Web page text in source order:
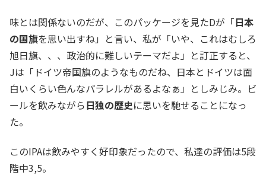
味とは関係ないのだが、このパッケージを見たDが「日本
の国旗を思い出すね」と言い、私が「いや、これはむしろ
旭日旗、、、政治的に難しいテーマだよ」と訂正すると、
Jは「ドイツ帝国旗のようなものだね、日本とドイツは面
白いくらい色んなパラレルがあるよなぁ」としみじみ。ビ
ールを飲みながら日独の歴史に思いを馳せることになっ
た。
このIPAは飲みやすく好印象だったので、私達の評価は5段
階中3,5。